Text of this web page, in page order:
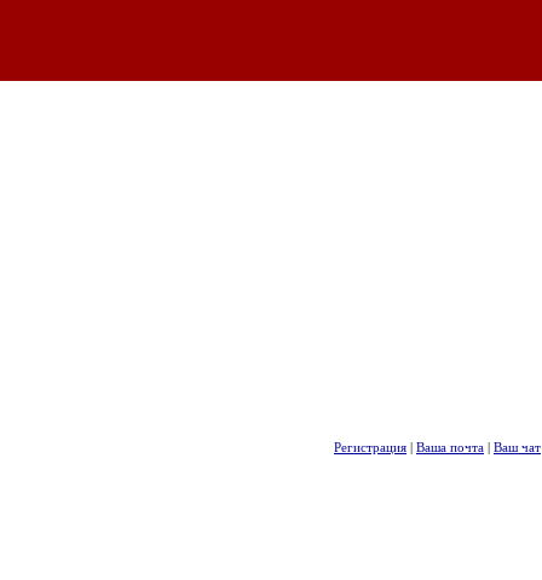
Регистрация | Ваша почта | Ваш чат